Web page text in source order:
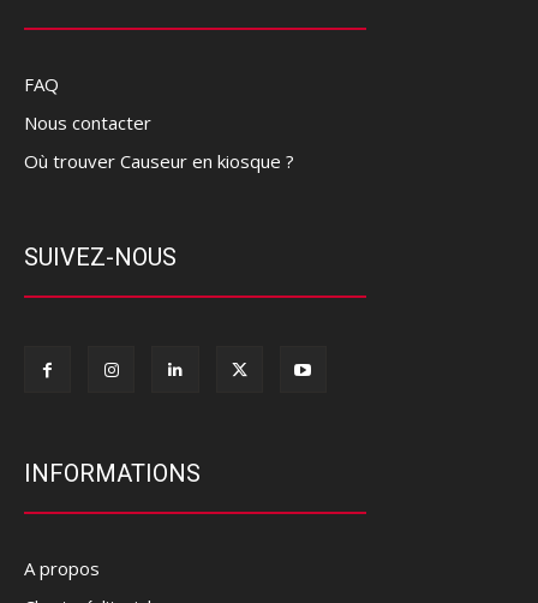
FAQ
Nous contacter
Où trouver Causeur en kiosque ?
SUIVEZ-NOUS
INFORMATIONS
A propos